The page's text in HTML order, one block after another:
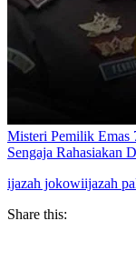
Misteri Pemilik Emas
Sengaja Rahasiakan
ijazah jokowiijazah
Share this: